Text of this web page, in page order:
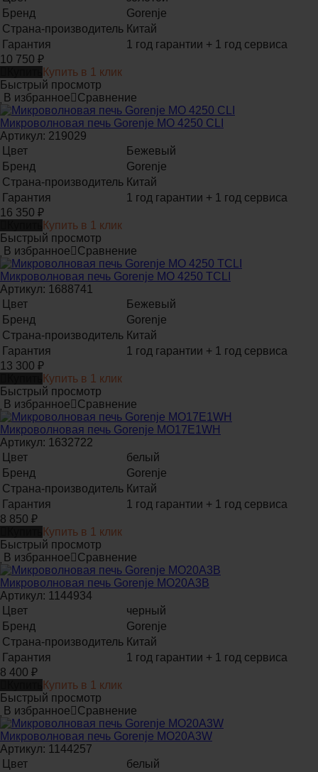
Бренд
Gorenje
Страна-производитель Китай
Гарантия
1 год гарантии + 1 год сервиса
10 750 ₽
Купить в 1 клик
Быстрый просмотр
В избранное
Сравнение
Микроволновая печь Gorenje MO 4250 CLI
Артикул: 219029
Цвет
Бежевый
Бренд
Gorenje
Страна-производитель Китай
Гарантия
1 год гарантии + 1 год сервиса
16 350 ₽
Купить в 1 клик
Быстрый просмотр
В избранное
Сравнение
Микроволновая печь Gorenje MO 4250 TCLI
Артикул: 1688741
Цвет
Бежевый
Бренд
Gorenje
Страна-производитель Китай
Гарантия
1 год гарантии + 1 год сервиса
13 300 ₽
Купить в 1 клик
Быстрый просмотр
В избранное
Сравнение
Микроволновая печь Gorenje MO17E1WH
Артикул: 1632722
Цвет
белый
Бренд
Gorenje
Страна-производитель Китай
Гарантия
1 год гарантии + 1 год сервиса
8 850 ₽
Купить в 1 клик
Быстрый просмотр
В избранное
Сравнение
Микроволновая печь Gorenje MO20A3B
Артикул: 1144934
Цвет
черный
Бренд
Gorenje
Страна-производитель Китай
Гарантия
1 год гарантии + 1 год сервиса
8 400 ₽
Купить в 1 клик
Быстрый просмотр
В избранное
Сравнение
Микроволновая печь Gorenje MO20A3W
Артикул: 1144257
Цвет
белый